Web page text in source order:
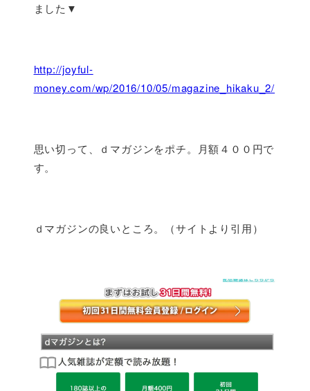
ました▼
http://joyful-
money.com/wp/2016/10/05/magazine_hikaku_2/
思い切って、ｄマガジンをポチ。月額４００円で
す。
ｄマガジンの良いところ。（サイトより引用）